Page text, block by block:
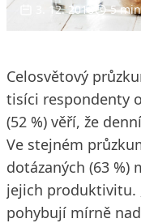
3. 12. 2018 5
Celosvětový
tisíci respondenty
(52 %) věří, že
Ve stejném
dotázaných (63 %)
jejich produktivitu.
pohybují mírně